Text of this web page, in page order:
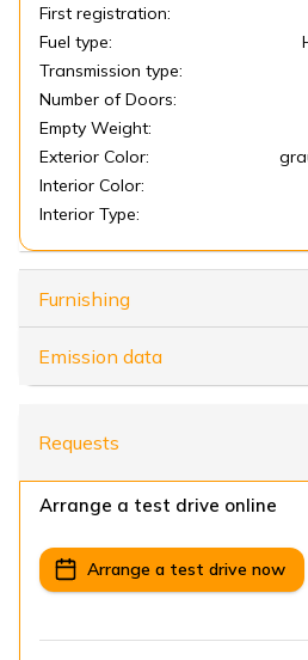
First registration:
Fuel type:
Transmission type:
Number of Doors:
Empty Weight:
Exterior Color:
Interior Color:
Interior Type:
Furnishing
Emission data
Requests
Arrange a test drive online
Arrange a test drive now